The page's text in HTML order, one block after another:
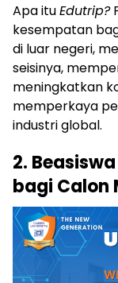
Apa ituEdutrip?
kesempatan
di luar negeri,
seisinya,
meningkatkan
memperkaya
industri global.
2.
bagi Calon